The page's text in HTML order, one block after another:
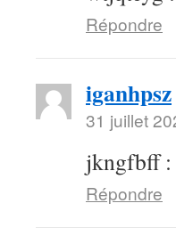
Répondre
iganhpsz
31 juillet
jkngfbff :
Répondre